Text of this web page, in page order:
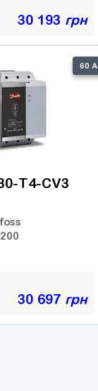
30 193 грн
60 А
T4-CV3
30 697 грн